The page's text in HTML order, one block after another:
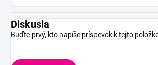
Diskusia
Buďte prvý, kto napíše príspevok k tejto